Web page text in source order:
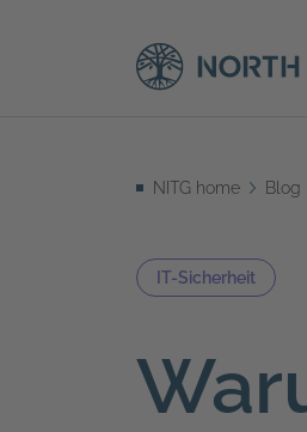
NITG home Blog
IT-Sicherheit